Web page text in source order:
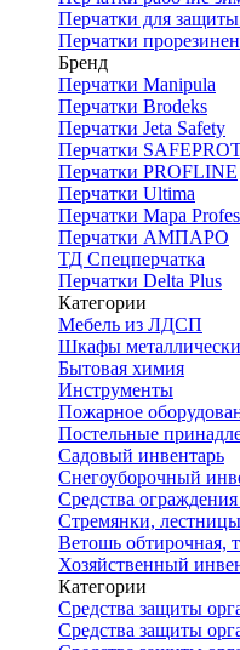
Перчатки для
Перчатки
Бренд
Перчатки Manipula
Перчатки Brodeks
Перчатки Jeta Safety
Перчатки
Перчатки PROFLINE
Перчатки Ultima
Перчатки Мара
Перчатки АМПАРО
ТД Спецперчатка
Перчатки Delta Plus
Категории
Мебель из ЛДСП
Шкафы
Бытовая химия
Инструменты
Пожарное
Постельные
Садовый инвентарь
Снегоуборочный
Средства
Стремянки, лестницы
Ветошь обтирочная,
Хозяйственный
Категории
Средства защиты
Средства защиты